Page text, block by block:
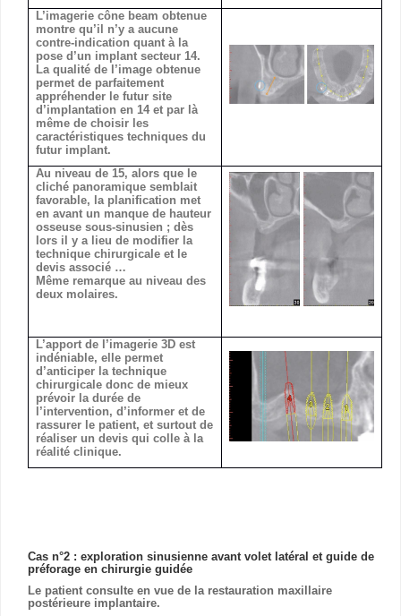
L’imagerie cône beam obtenue
montre qu’il n’y a aucune
contre-indication quant à la
pose d’un implant secteur 14.
La qualité de l’image obtenue
permet de parfaitement
appréhender le futur site
d’implantation en 14 et par là
même de choisir les
caractéristiques techniques du
futur implant.
Au niveau de 15, alors que le
cliché panoramique semblait
favorable, la planification met
en avant un manque de hauteur
osseuse sous-sinusien ; dès
lors il y a lieu de modifier la
technique chirurgicale et le
devis associé …
Même remarque au niveau des
deux molaires.
L’apport de l’imagerie 3D est
indéniable, elle permet
d’anticiper la technique
chirurgicale donc de mieux
prévoir la durée de
l’intervention, d’informer et de
rassurer le patient, et surtout de
réaliser un devis qui colle à la
réalité clinique.
Cas n°2 : exploration sinusienne avant volet latéral et guide de
préforage en chirurgie guidée
Le patient consulte en vue de la restauration maxillaire
postérieure implantaire.